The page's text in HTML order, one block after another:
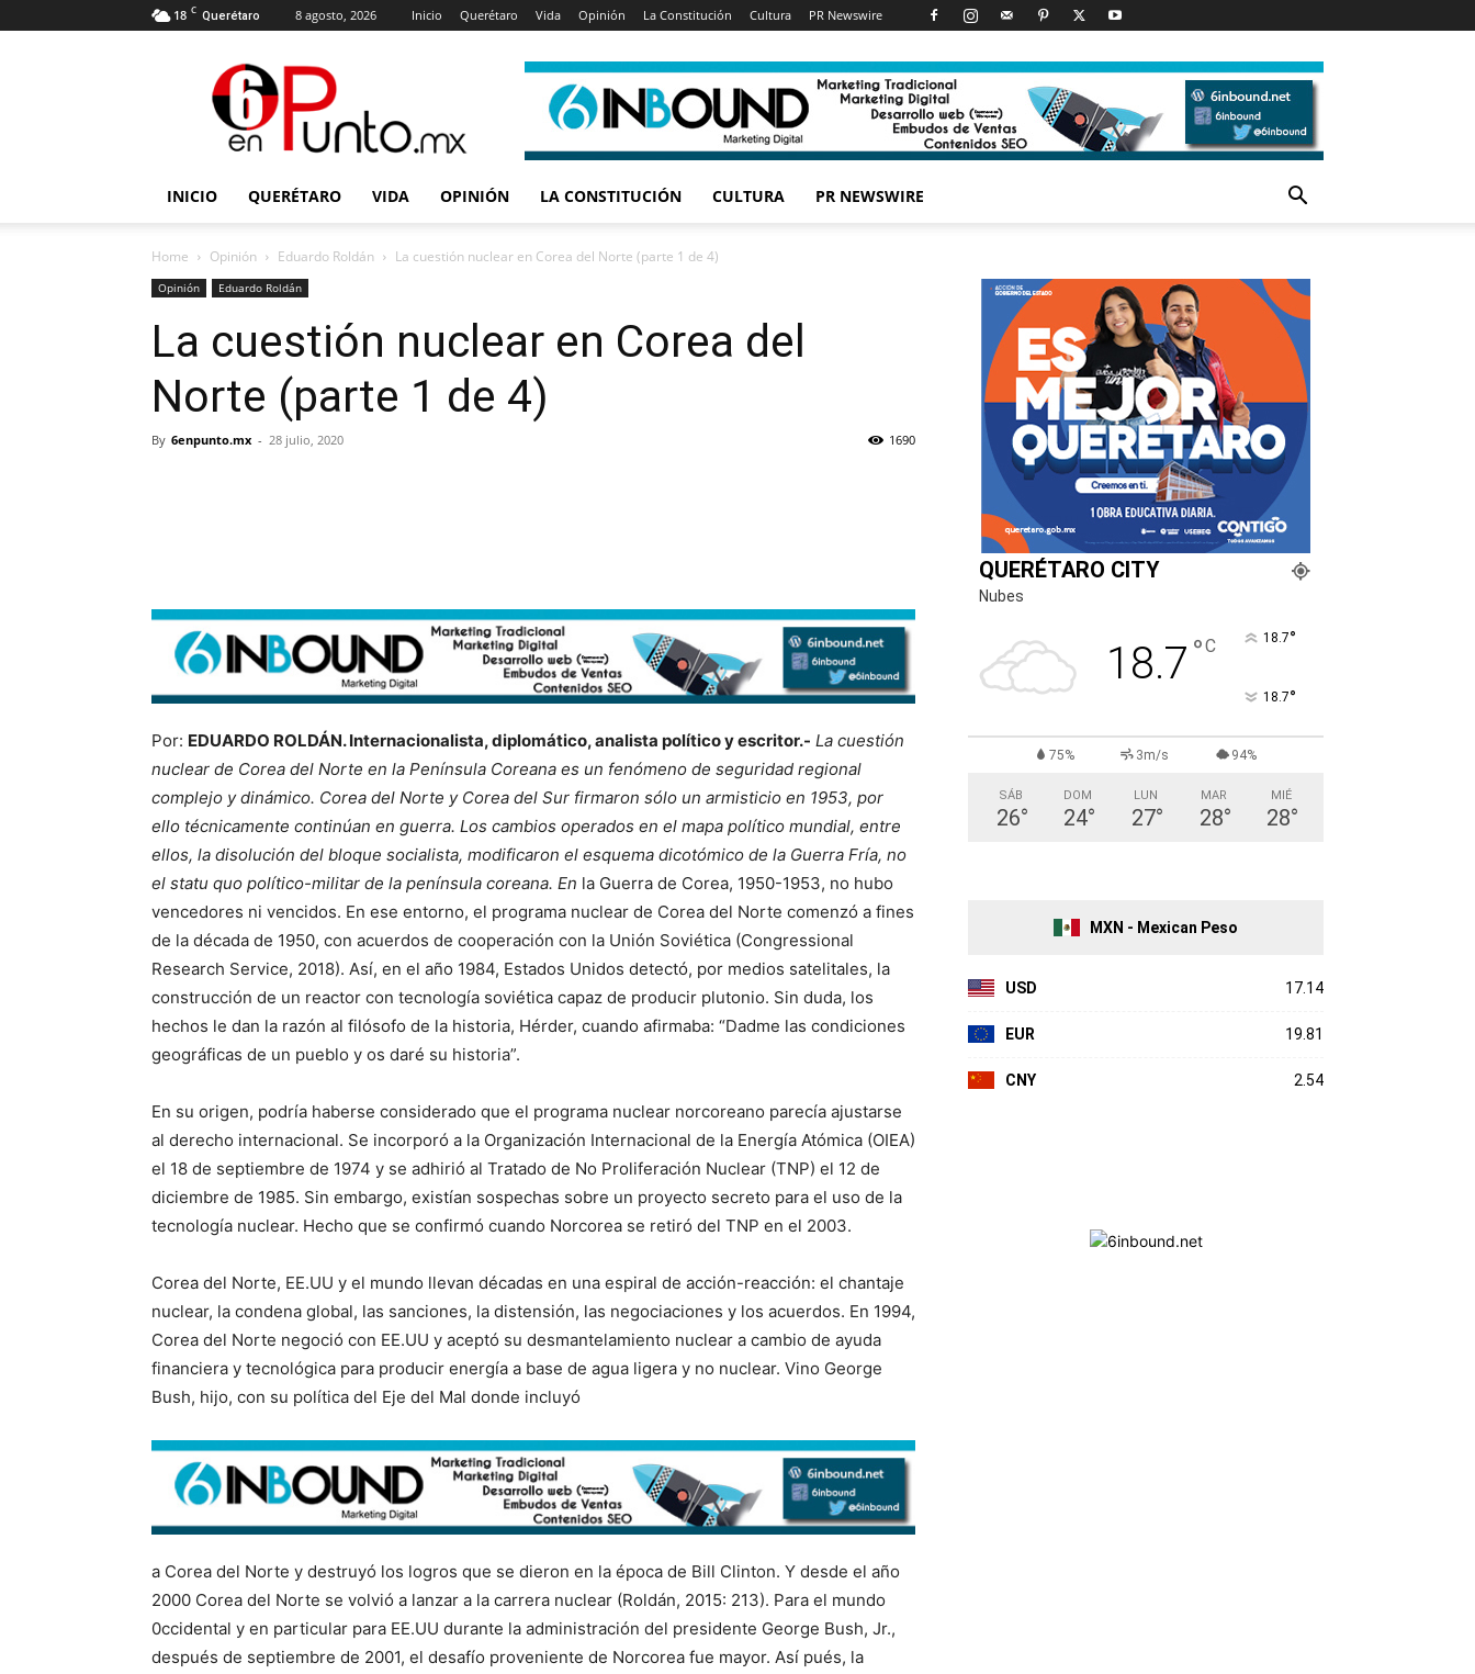
18 C Querétaro 8 agosto, 2026 Inicio Querétaro Vida Opinión La Constitución Cultura PR Newswire
punto
INICIO QUERÉTARO VIDA OPINIÓN LA CONSTITUCIÓN CULTURA PR NEWSWIRE
Home Opinión Eduardo Roldán La cuestión nuclear en Corea del Norte (parte 1 de 4)
Opinión Eduardo Roldán
La cuestión nuclear en Corea del
Norte (parte 1 de 4)
By 6enpunto.mx - 28 julio, 2020 1690
Por: EDUARDO ROLDÁN. Internacionalista, diplomático, analista político y escritor.- La cuestión
nuclear de Corea del Norte en la Península Coreana es un fenómeno de seguridad regional
complejo y dinámico. Corea del Norte y Corea del Sur firmaron sólo un armisticio en 1953, por
ello técnicamente continúan en guerra. Los cambios operados en el mapa político mundial, entre
ellos, la disolución del bloque socialista, modificaron el esquema dicotómico de la Guerra Fría, no
el statu quo político-militar de la península coreana. En la Guerra de Corea, 1950-1953, no hubo
vencedores ni vencidos. En ese entorno, el programa nuclear de Corea del Norte comenzó a fines
de la década de 1950, con acuerdos de cooperación con la Unión Soviética (Congressional
Research Service, 2018). Así, en el año 1984, Estados Unidos detectó, por medios satelitales, la
construcción de un reactor con tecnología soviética capaz de producir plutonio. Sin duda, los
hechos le dan la razón al filósofo de la historia, Hérder, cuando afirmaba: “Dadme las condiciones
geográficas de un pueblo y os daré su historia”.
En su origen, podría haberse considerado que el programa nuclear norcoreano parecía ajustarse
al derecho internacional. Se incorporó a la Organización Internacional de la Energía Atómica (OIEA)
el 18 de septiembre de 1974 y se adhirió al Tratado de No Proliferación Nuclear (TNP) el 12 de
diciembre de 1985. Sin embargo, existían sospechas sobre un proyecto secreto para el uso de la
tecnología nuclear. Hecho que se confirmó cuando Norcorea se retiró del TNP en el 2003.
Corea del Norte, EE.UU y el mundo llevan décadas en una espiral de acción-reacción: el chantaje
nuclear, la condena global, las sanciones, la distensión, las negociaciones y los acuerdos. En 1994,
Corea del Norte negoció con EE.UU y aceptó su desmantelamiento nuclear a cambio de ayuda
financiera y tecnológica para producir energía a base de agua ligera y no nuclear. Vino George
Bush, hijo, con su política del Eje del Mal donde incluyó
a Corea del Norte y destruyó los logros que se dieron en la época de Bill Clinton. Y desde el año
2000 Corea del Norte se volvió a lanzar a la carrera nuclear (Roldán, 2015: 213). Para el mundo
0ccidental y en particular para EE.UU durante la administración del presidente George Bush, Jr.,
después de septiembre de 2001, el desafío proveniente de Norcorea fue mayor. Así pués, la
QUERÉTARO CITY
Nubes
18.7 °C 18.7°
18.7°
75% 3m/s 94%
SÁB
26°
DOM
24°
LUN
27°
MAR
28°
MIÉ
28°
MXN - Mexican Peso
USD 17.14
EUR 19.81
CNY 2.54